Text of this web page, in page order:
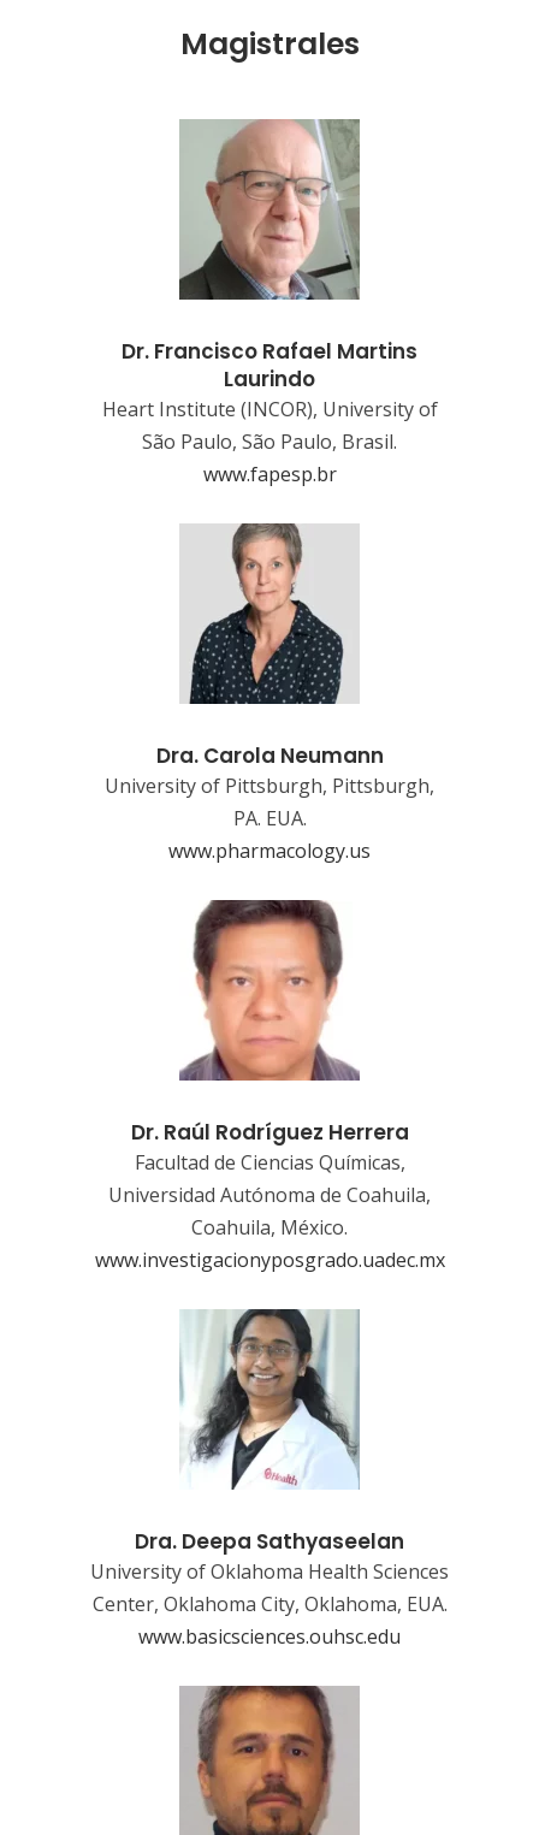
Magistrales
Dr. Francisco Rafael Martins
Laurindo
Heart Institute (INCOR), University of
São Paulo, São Paulo, Brasil.
www.fapesp.br
Dra. Carola Neumann
University of Pittsburgh, Pittsburgh,
PA. EUA.
www.pharmacology.us
Dr. Raúl Rodríguez Herrera
Facultad de Ciencias Químicas,
Universidad Autónoma de Coahuila,
Coahuila, México.
www.investigacionyposgrado.uadec.mx
Dra. Deepa Sathyaseelan
University of Oklahoma Health Sciences
Center, Oklahoma City, Oklahoma, EUA.
www.basicsciences.ouhsc.edu